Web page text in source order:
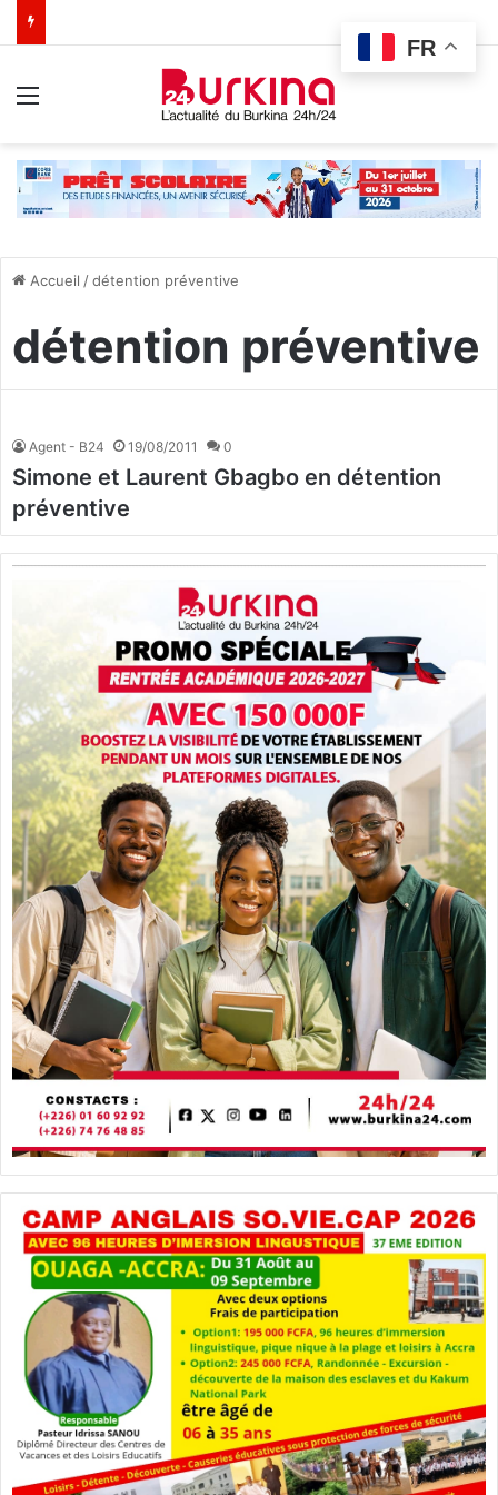
Accueil /détention préventive
détention préventive
Agent - B24 19/08/2011 0
Simone et Laurent Gbagbo en détention
préventive
FR